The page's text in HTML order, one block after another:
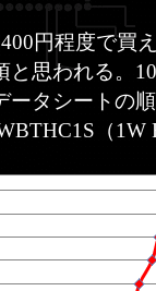
円程度で買
と思われる。
ータシートの
（